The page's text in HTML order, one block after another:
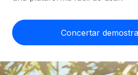
cumpliendo la normativa.
Integra y gestiona a autónomos
Simplifica la contratación en
Comparador de Remote
Compáranos con otras empresas.
cualquier país.
Descubre opciones de divisas y
English
Nederlands
Concertar